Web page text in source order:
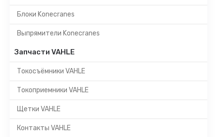
Блоки Konecranes
Выпрямители Konecranes
Запчасти VAHLE
Токосъёмники VAHLE
Токоприемники VAHLE
Щетки VAHLE
Контакты VAHLE